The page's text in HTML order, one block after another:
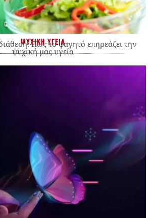
ΨΥΧΙΚΗ ΥΓΕΙΑ
Πώς το φαγητό επηρεάζει την
ψυχική μας υγεία